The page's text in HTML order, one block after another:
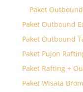
Paket
Paket Outbound
Paket Outbound
Paket Pujon
Paket Rafting +
Paket Wisata